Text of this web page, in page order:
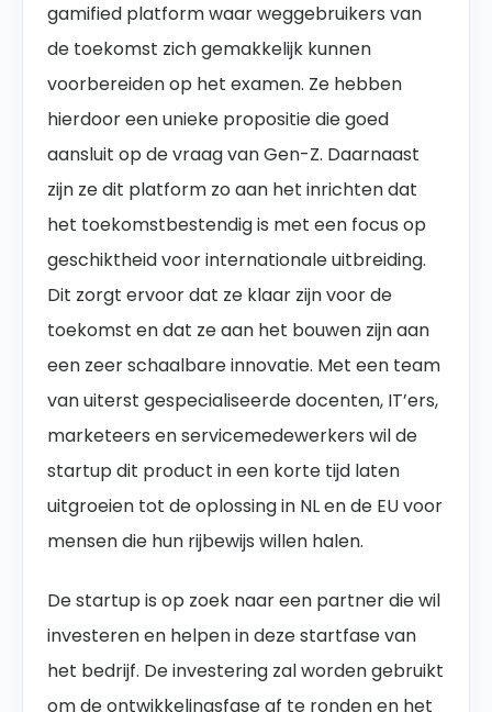
gamified platform waar weggebruikers van
de toekomst zich gemakkelijk kunnen
voorbereiden op het examen. Ze hebben
hierdoor een unieke propositie die goed
aansluit op de vraag van Gen-Z. Daarnaast
zijn ze dit platform zo aan het inrichten dat
het toekomstbestendig is met een focus op
geschiktheid voor internationale uitbreiding.
Dit zorgt ervoor dat ze klaar zijn voor de
toekomst en dat ze aan het bouwen zijn aan
een zeer schaalbare innovatie. Met een team
van uiterst gespecialiseerde docenten, IT’ers,
marketeers en servicemedewerkers wil de
startup dit product in een korte tijd laten
uitgroeien tot de oplossing in NL en de EU voor
mensen die hun rijbewijs willen halen.
De startup is op zoek naar een partner die wil
investeren en helpen in deze startfase van
het bedrijf. De investering zal worden gebruikt
om de ontwikkelingsfase af te ronden en het